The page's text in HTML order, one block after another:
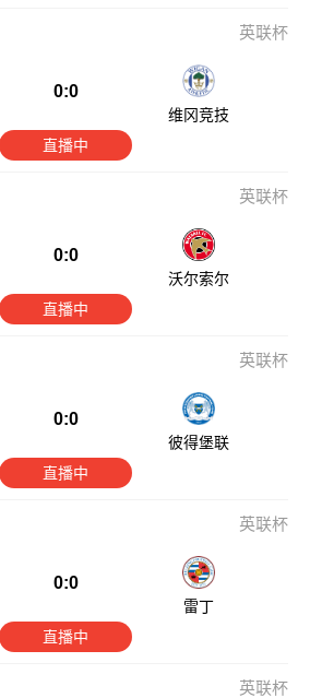
英联杯
0:0
维冈竞技
直播中
英联杯
0:0
沃尔索尔
直播中
英联杯
0:0
彼得堡联
直播中
英联杯
0:0
雷丁
直播中
英联杯